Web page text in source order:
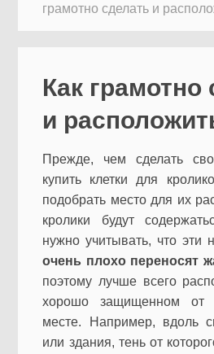
грамотно сделать и
Как грамотно
и
Прежде, чем сделать
купить клетки для
подобрать место для их
кролики будут
нужно учитывать, что эти
очень плохо переносят
поэтому лучше всего
хорошо защищенном от
месте. Например, вдоль
или здания, тень от